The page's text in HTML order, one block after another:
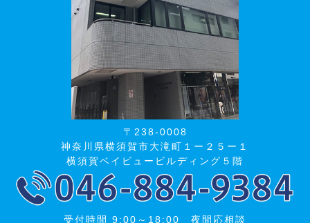
〒238-0008
神奈川県横須賀市大滝町１ー２５ー１
横須賀ベイビュービルディング５階
受付時間 9:00～18:00 夜間応相談